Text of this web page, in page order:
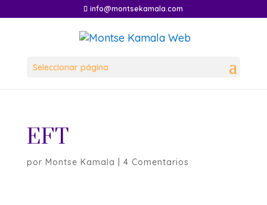
info@montsekamala.com
Seleccionar página
EFT
por Montse Kamala 4 Comentarios